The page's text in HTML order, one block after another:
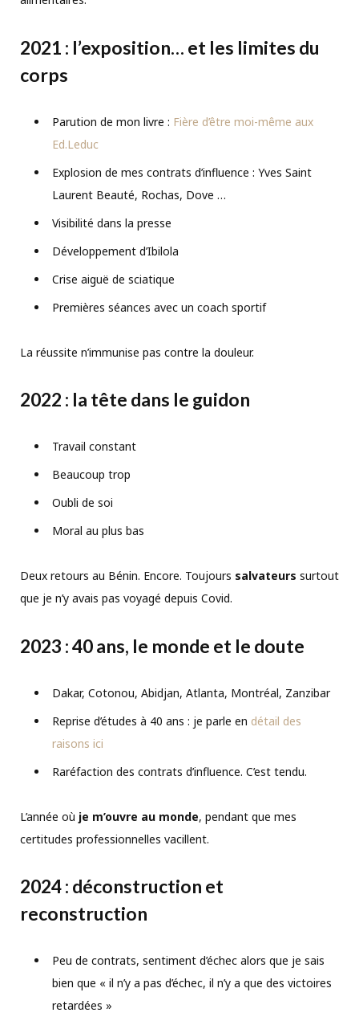
2021 : l’exposition… et les limites du
corps
Parution de mon livre : Fière d’être moi-même aux
Ed.Leduc
Explosion de mes contrats d’influence : Yves Saint
Laurent Beauté, Rochas, Dove …
Visibilité dans la presse
Développement d’Ibilola
Crise aiguë de sciatique
Premières séances avec un coach sportif
La réussite n’immunise pas contre la douleur.
2022 : la tête dans le guidon
Travail constant
Beaucoup trop
Oubli de soi
Moral au plus bas
Deux retours au Bénin. Encore. Toujours salvateurs surtout
que je n’y avais pas voyagé depuis Covid.
2023 : 40 ans, le monde et le doute
Dakar, Cotonou, Abidjan, Atlanta, Montréal, Zanzibar
Reprise d’études à 40 ans : je parle en détail des
raisons ici
Raréfaction des contrats d’influence. C’est tendu.
L’année où je m’ouvre au monde, pendant que mes
certitudes professionnelles vacillent.
2024 : déconstruction et
reconstruction
Peu de contrats, sentiment d’échec alors que je sais
bien que « il n’y a pas d’échec, il n’y a que des victoires
retardées »